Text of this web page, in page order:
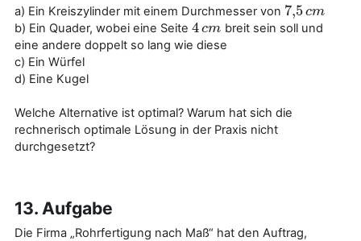
a) Ein Kreiszylinder mit einem Durchmesser von 7,5cm
7,5cm
b) Ein Quader, wobei eine Seite 4cm
4cm
breit sein soll und
eine andere doppelt so lang wie diese
c) Ein Würfel
d) Eine Kugel
Welche Alternative ist optimal? Warum hat sich die
rechnerisch optimale Lösung in der Praxis nicht
durchgesetzt?
13. Aufgabe
Die Firma „Rohrfertigung nach Maß“ hat den Auftrag,